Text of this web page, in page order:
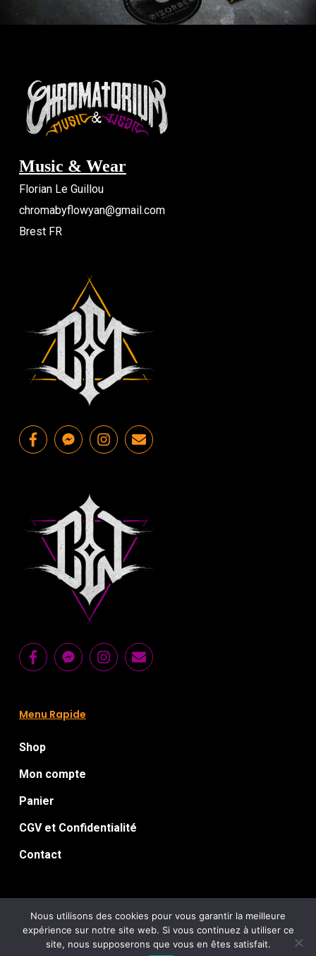
Music & Wear
Florian Le Guillou
chromabyflowyan@gmail.com
Brest FR
Menu Rapide
Shop
Mon compte
Panier
CGV et Confidentialité
Contact
© 2026 Chromatorium.Florian Le Guillou: Artworks for
extreme music / Webdesign :Sick/ Tous droits réservés
Nous utilisons des cookies pour vous garantir la meilleure
expérience sur notre site web. Si vous continuez à utiliser ce
site, nous supposerons que vous en êtes satisfait.